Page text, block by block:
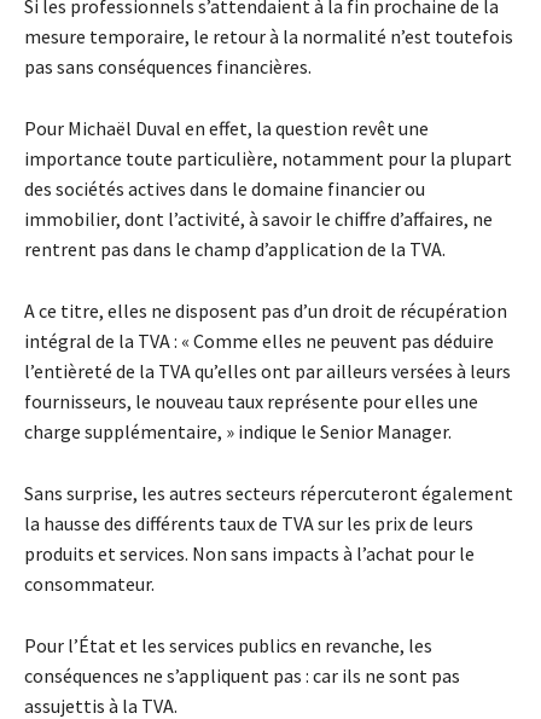
Si les professionnels s’attendaient à la fin prochaine de la
mesure temporaire, le retour à la normalité n’est toutefois
pas sans conséquences financières.
Pour Michaël Duval en effet, la question revêt une
importance toute particulière, notamment pour la plupart
des sociétés actives dans le domaine financier ou
immobilier, dont l’activité, à savoir le chiffre d’affaires, ne
rentrent pas dans le champ d’application de la TVA.
A ce titre, elles ne disposent pas d’un droit de récupération
intégral de la TVA : « Comme elles ne peuvent pas déduire
l’entièreté de la TVA qu’elles ont par ailleurs versées à leurs
fournisseurs, le nouveau taux représente pour elles une
charge supplémentaire, » indique le Senior Manager.
Sans surprise, les autres secteurs répercuteront également
la hausse des différents taux de TVA sur les prix de leurs
produits et services. Non sans impacts à l’achat pour le
consommateur.
Pour l’État et les services publics en revanche, les
conséquences ne s’appliquent pas : car ils ne sont pas
assujettis à la TVA.